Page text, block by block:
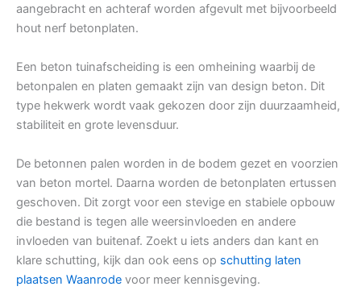
aangebracht en achteraf worden afgevult met bijvoorbeeld
hout nerf betonplaten.
Een beton tuinafscheiding is een omheining waarbij de
betonpalen en platen gemaakt zijn van design beton. Dit
type hekwerk wordt vaak gekozen door zijn duurzaamheid,
stabiliteit en grote levensduur.
De betonnen palen worden in de bodem gezet en voorzien
van beton mortel. Daarna worden de betonplaten ertussen
geschoven. Dit zorgt voor een stevige en stabiele opbouw
die bestand is tegen alle weersinvloeden en andere
invloeden van buitenaf. Zoekt u iets anders dan kant en
klare schutting, kijk dan ook eens op schutting laten
plaatsen Waanrode voor meer kennisgeving.